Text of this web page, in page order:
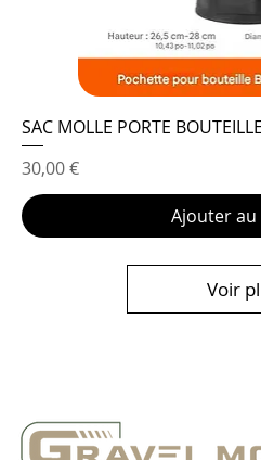
SAC MOLLE PORTE
Prix
30,00 €
Ajouter
Voir